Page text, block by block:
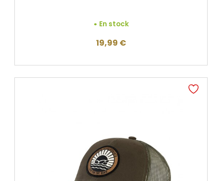
En stock
19,99 €